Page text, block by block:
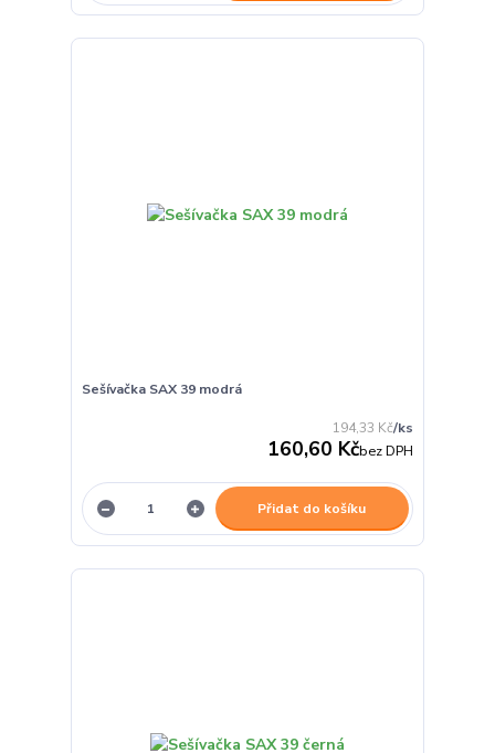
Sešívačka SAX 39 modrá
194,33 Kč/ks
160,60 Kčbez DPH
Přidat do košíku